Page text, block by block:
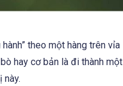
theo một hàng trên vỉa
hay cơ bản là đi thành một
này.